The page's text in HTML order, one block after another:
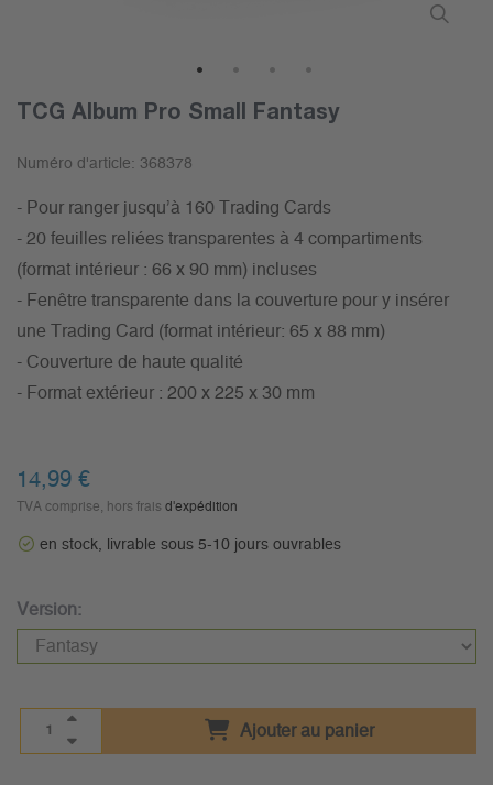
TCG Album Pro Small Fantasy
Numéro d'article: 368378
- Pour ranger jusqu’à 160 Trading Cards
- 20 feuilles reliées transparentes à 4 compartiments
(format intérieur : 66 x 90 mm) incluses
- Fenêtre transparente dans la couverture pour y insérer
une Trading Card (format intérieur: 65 x 88 mm)
- Couverture de haute qualité
- Format extérieur : 200 x 225 x 30 mm
14,99 €
TVA comprise, hors frais d'expédition
en stock, livrable sous 5-10 jours ouvrables
Version:
Ajouter au panier